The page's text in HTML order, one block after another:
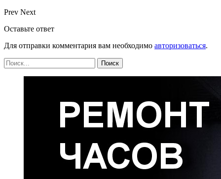
Prev Next
Оставьте ответ
Для отправки комментария вам необходимо авторизоваться.